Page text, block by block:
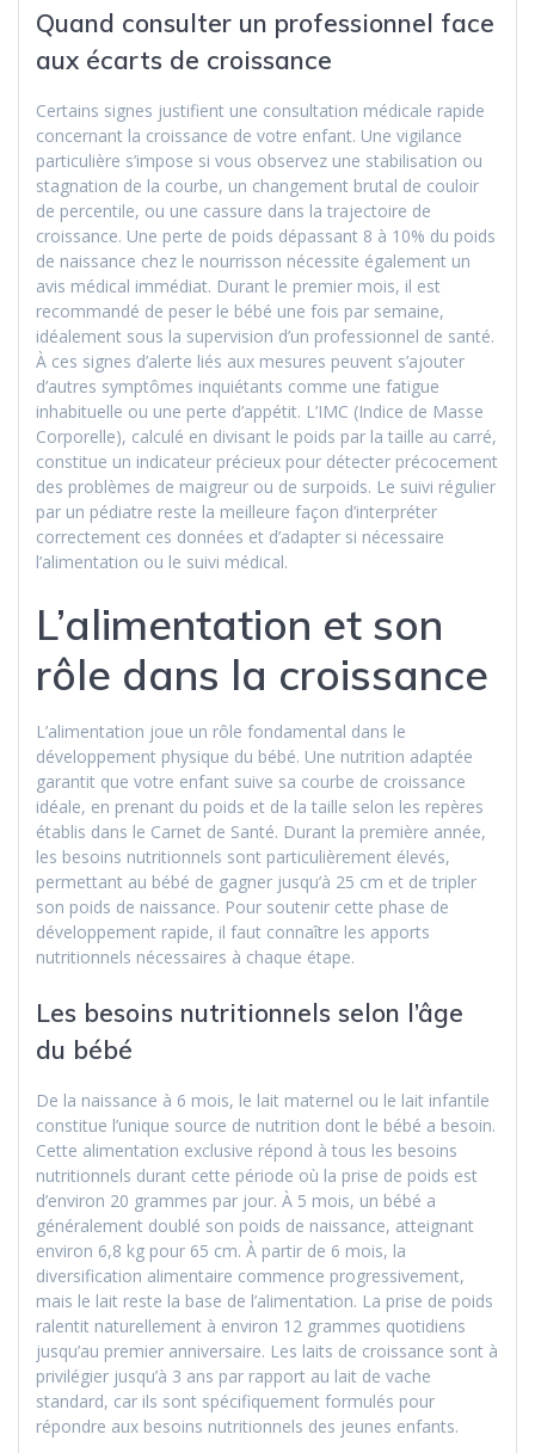
Quand consulter un professionnel face
aux écarts de croissance
Certains signes justifient une consultation médicale rapide
concernant la croissance de votre enfant. Une vigilance
particulière s’impose si vous observez une stabilisation ou
stagnation de la courbe, un changement brutal de couloir
de percentile, ou une cassure dans la trajectoire de
croissance. Une perte de poids dépassant 8 à 10% du poids
de naissance chez le nourrisson nécessite également un
avis médical immédiat. Durant le premier mois, il est
recommandé de peser le bébé une fois par semaine,
idéalement sous la supervision d’un professionnel de santé.
À ces signes d’alerte liés aux mesures peuvent s’ajouter
d’autres symptômes inquiétants comme une fatigue
inhabituelle ou une perte d’appétit. L’IMC (Indice de Masse
Corporelle), calculé en divisant le poids par la taille au carré,
constitue un indicateur précieux pour détecter précocement
des problèmes de maigreur ou de surpoids. Le suivi régulier
par un pédiatre reste la meilleure façon d’interpréter
correctement ces données et d’adapter si nécessaire
l’alimentation ou le suivi médical.
L’alimentation et son
rôle dans la croissance
L’alimentation joue un rôle fondamental dans le
développement physique du bébé. Une nutrition adaptée
garantit que votre enfant suive sa courbe de croissance
idéale, en prenant du poids et de la taille selon les repères
établis dans le Carnet de Santé. Durant la première année,
les besoins nutritionnels sont particulièrement élevés,
permettant au bébé de gagner jusqu’à 25 cm et de tripler
son poids de naissance. Pour soutenir cette phase de
développement rapide, il faut connaître les apports
nutritionnels nécessaires à chaque étape.
Les besoins nutritionnels selon l’âge
du bébé
De la naissance à 6 mois, le lait maternel ou le lait infantile
constitue l’unique source de nutrition dont le bébé a besoin.
Cette alimentation exclusive répond à tous les besoins
nutritionnels durant cette période où la prise de poids est
d’environ 20 grammes par jour. À 5 mois, un bébé a
généralement doublé son poids de naissance, atteignant
environ 6,8 kg pour 65 cm. À partir de 6 mois, la
diversification alimentaire commence progressivement,
mais le lait reste la base de l’alimentation. La prise de poids
ralentit naturellement à environ 12 grammes quotidiens
jusqu’au premier anniversaire. Les laits de croissance sont à
privilégier jusqu’à 3 ans par rapport au lait de vache
standard, car ils sont spécifiquement formulés pour
répondre aux besoins nutritionnels des jeunes enfants.